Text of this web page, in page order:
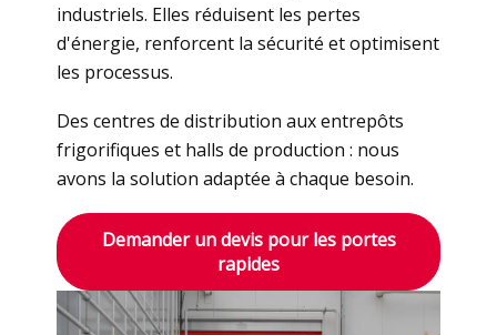
industriels. Elles réduisent les pertes
d'énergie, renforcent la sécurité et optimisent
les processus.
Des centres de distribution aux entrepôts
frigorifiques et halls de production : nous
avons la solution adaptée à chaque besoin.
Demander un devis pour les portes
rapides